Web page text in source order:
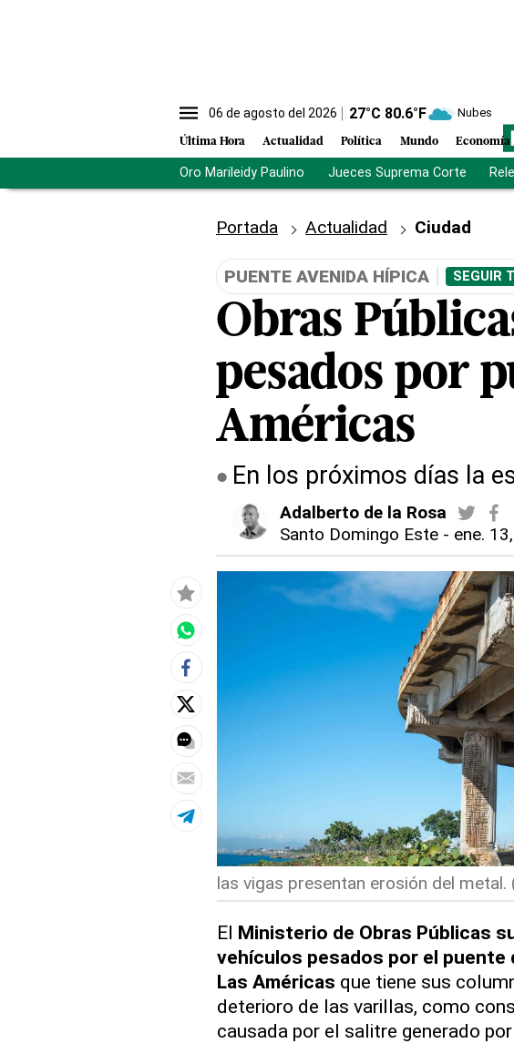
06 de agosto del 2026 27°C 80.6°F Nubes
Última Hora Actualidad Política Mundo Economía
Oro Marileidy Paulino Jueces Suprema Corte
Portada Actualidad Ciudad
PUENTE AVENIDA HÍPICA SEGUIR
Obras
pesados por
Américas
En los próximos días la
Adalberto de la Rosa
Santo Domingo Este - ene.
las vigas presentan erosión del metal.
El Ministerio de Obras Públicas
vehículos pesados por el puente
Las Américas que tiene sus
deterioro de las varillas, como
causada por el salitre generado